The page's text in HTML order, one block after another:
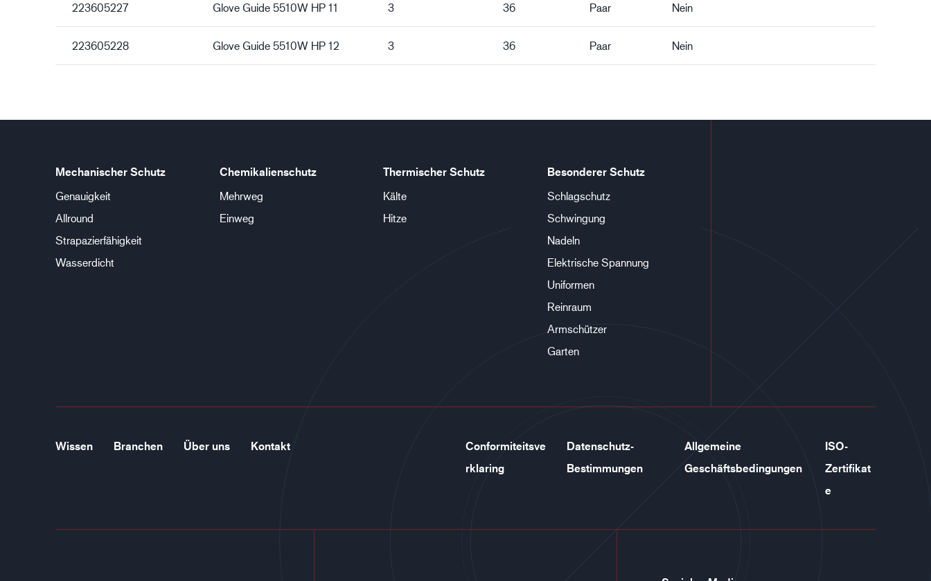
223605227 Glove Guide 5510W HP 11 3 36 Paar Nein
223605228 Glove Guide 5510W HP 12 3 36 Paar Nein
Mechanischer Schutz
Genauigkeit
Allround
Strapazierfähigkeit
Wasserdicht
Chemikalienschutz
Mehrweg
Einweg
Thermischer Schutz
Kälte
Hitze
Besonderer Schutz
Schlagschutz
Schwingung
Nadeln
Elektrische Spannung
Uniformen
Reinraum
Armschützer
Garten
Wissen Branchen Über uns Kontakt
Conformiteitsve
rklaring
Datenschutz-
Bestimmungen
Allgemeine
Geschäftsbedingungen
ISO-
Zertifikat
e